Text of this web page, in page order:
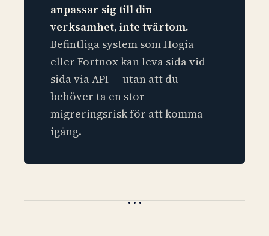
anpassar sig till din
verksamhet, inte tvärtom.
Befintliga system som Hogia
eller Fortnox kan leva sida vid
sida via API — utan att du
behöver ta en stor
migreringsrisk för att komma
igång.